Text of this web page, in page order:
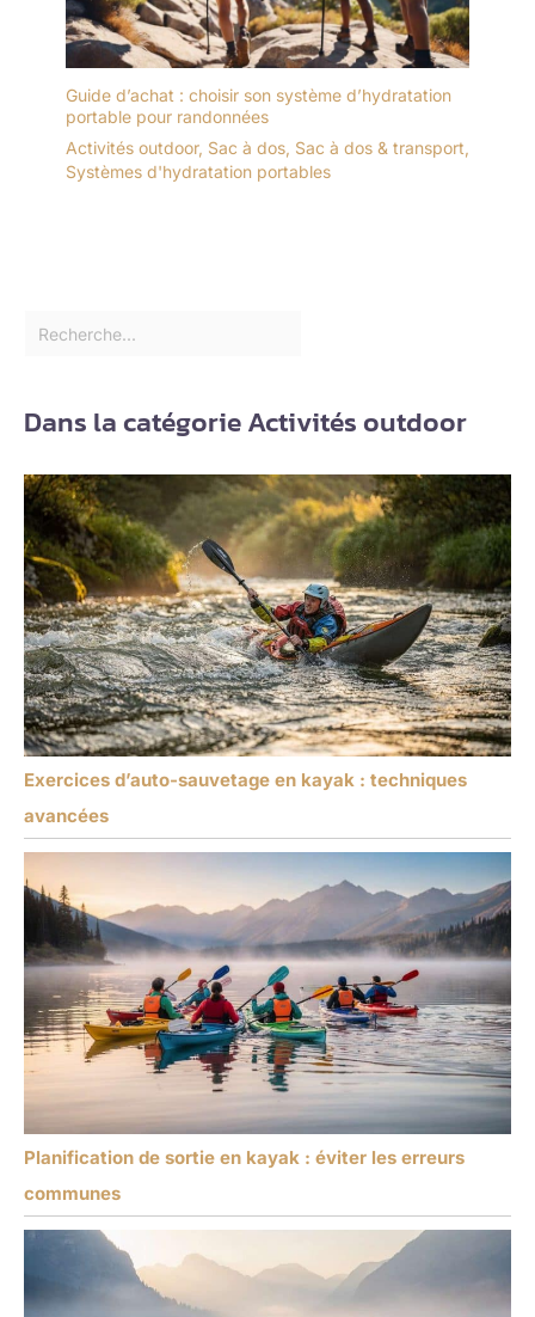
Guide d’achat : choisir son système d’hydratation
portable pour randonnées
Activités outdoor, Sac à dos, Sac à dos & transport,
Systèmes d'hydratation portables
Dans la catégorie Activités outdoor
Exercices d’auto-sauvetage en kayak : techniques
avancées
Planification de sortie en kayak : éviter les erreurs
communes